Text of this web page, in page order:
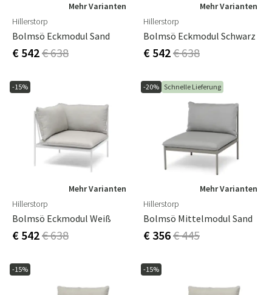
Mehr Varianten
Hillerstorp
Bolmsö Eckmodul Sand
€ 542€ 638
Mehr Varianten
Hillerstorp
Bolmsö Eckmodul Schwarz
€ 542€ 638
-15%
Mehr Varianten
Hillerstorp
Bolmsö Eckmodul Weiß
€ 542€ 638
-20% Schnelle Lieferung
Mehr Varianten
Hillerstorp
Bolmsö Mittelmodul Sand
€ 356€ 445
-15% -15%